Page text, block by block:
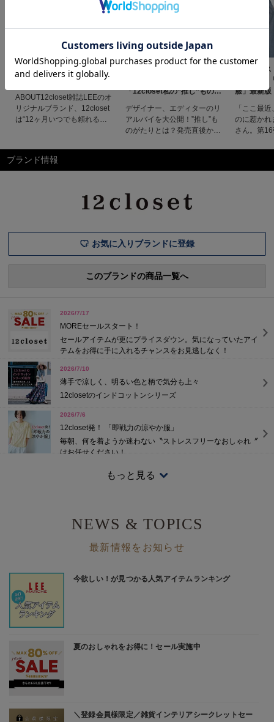
＼毎日更新！／12closet
COLLECTION
ABOUT12closet雑誌LEEのオ
リジナルブランド、12closet
は“12ヶ月いつでも頼れるワ
エイジレスに愛せるフレンチ
ベーシックを基本に、 気持
ラス。 忙しいLEE世代だから
デザイナー、エディターのリ
「12closet私の”推し”ものが
デザイナー、エディターのリ
アルバイを大公開！”推し”も
のがたりとは？発売直後から
たLEEマルシェスタッフも絶
コメントとともにお届けしま
す。LINE UP【石上美津江さ
スタイリ
×12closet
服」最新版
「ここ最
のに惹かれ
さん。第
ルエット、
ブランド情報
お気に入りブランドに登録
このブランドの商品一覧へ
2026/7/17
MOREセールスタート！
セールアイテムが更にプライスダウン。気になっていたアイ
テムをお得に手に入れるチャンスをお見逃しなく！
2026/7/10
薄手で涼しく、明るい色と柄で気分も上々
12closetのインドコットンシリーズ
2026/7/6
12closet発！ 「即戦力の涼やか服」
毎朝、何を着ようか迷わない〝ストレスフリーなおしゃれ〞
はお任せください！
もっと見る
NEWS & TOPICS
最新情報をお知らせ